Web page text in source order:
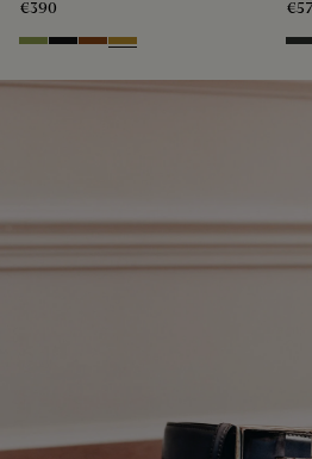
€390
WillowNero Grigio
Cacao Intenso
Mustard